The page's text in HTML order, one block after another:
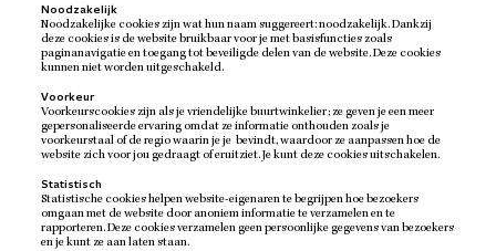
Noodzakelijk
Noodzakelijke cookies zijn wat hun naam suggereert: noodzakelijk. Dankzij
deze cookies is de website bruikbaar voor je met basisfuncties zoals
paginanavigatie en toegang tot beveiligde delen van de website. Deze cookies
kunnen niet worden uitgeschakeld.
Voorkeur
Voorkeurscookies zijn als je vriendelijke buurtwinkelier; ze geven je een meer
gepersonaliseerde ervaring omdat ze informatie onthouden zoals je
voorkeurstaal of de regio waarin je je bevindt, waardoor ze aanpassen hoe de
website zich voor jou gedraagt of eruitziet. Je kunt deze cookies uitschakelen.
Statistisch
Statistische cookies helpen website-eigenaren te begrijpen hoe bezoekers
omgaan met de website door anoniem informatie te verzamelen en te
rapporteren. Deze cookies verzamelen geen persoonlijke gegevens van bezoekers
en je kunt ze aan laten staan.